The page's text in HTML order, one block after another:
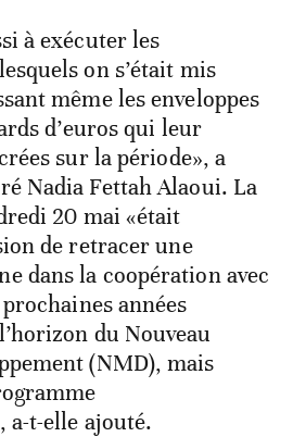
à exécuter les
on s’était mis
même les enveloppes
d’euros qui leur
sur la période», a
Nadia Fettah Alaoui. La
20 mai «était
de retracer une
dans la coopération avec
années
du Nouveau
(NMD), mais
a-t-elle ajouté.